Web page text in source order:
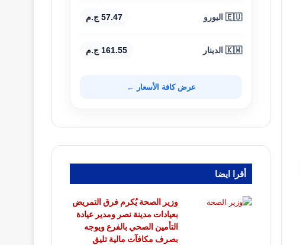
🇪🇺 اليورو 57.47 ج.م
🇰🇼 الدينار 161.55 ج.م
عرض كافة الأسعار ←
أقرا ايضا
وزير الصحة يُكرم فرق التمريض
بعيادات مدينة نصر ومدير عيادة
التأمين الصحي بالفرع ويوجه
بصرف مكافآت مالية تليق